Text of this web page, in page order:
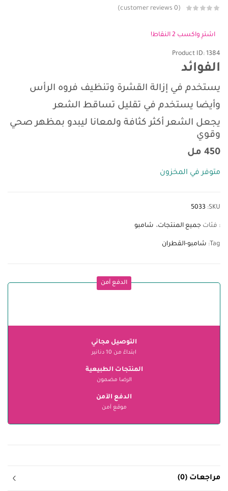
0
اشترِ واكسب 2 النقاط!
Product ID: 1384
الفوائد
يستخدم في إزالة القشرة وتنظيف فروه الرأس
وأيضا يستخدم في تقليل تساقط الشعر
يجعل الشعر أكثر كثافة ولمعانا ليبدو بمظهر صحي
وقوي
450 مل
متوفر في المخزون
SKU:
5033
: فئات جميع المنتجات شامبو
Tag: شامبو-القطران
الدفع آمن
التوصيل مجاني
ابتداءً من 10 دنانير
المنتجات الطبيعية
الرضا مضمون
الدفع الآمن
موقع آمن
مراجعات (0)